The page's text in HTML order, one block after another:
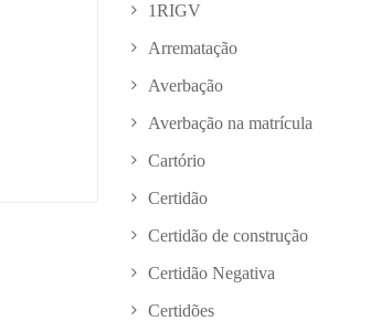
1RIGV
Arrematação
Averbação
Averbação na matrícula
Cartório
Certidão
Certidão de construção
Certidão Negativa
Certidões